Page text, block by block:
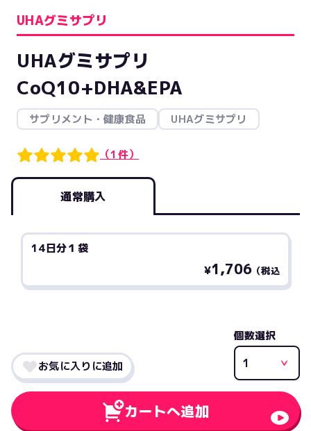
UHAグミサプリ
UHAグミサプリ
CoQ10+DHA&EPA
サプリメント・健康食品 UHAグミサプリ
（1件）
通常購入
14日分１袋
¥1,706 （税込
個数選択
カートへ追加
お気に入りに追加